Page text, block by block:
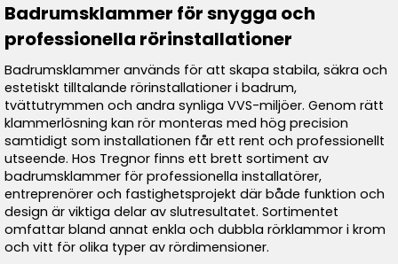
Badrumsklammer för snygga och
professionella rörinstallationer
Badrumsklammer används för att skapa stabila, säkra och
estetiskt tilltalande rörinstallationer i badrum,
tvättutrymmen och andra synliga VVS-miljöer. Genom rätt
klammerlösning kan rör monteras med hög precision
samtidigt som installationen får ett rent och professionellt
utseende. Hos Tregnor finns ett brett sortiment av
badrumsklammer för professionella installatörer,
entreprenörer och fastighetsprojekt där både funktion och
design är viktiga delar av slutresultatet. Sortimentet
omfattar bland annat enkla och dubbla rörklammor i krom
och vitt för olika typer av rördimensioner.